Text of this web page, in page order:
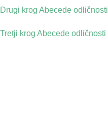
Drugi krog Abecede odličnosti
Tretji krog Abecede odličnosti